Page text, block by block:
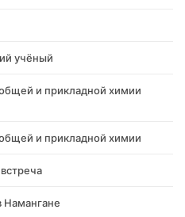
учёный
и прикладной химии
и прикладной химии
Намангане